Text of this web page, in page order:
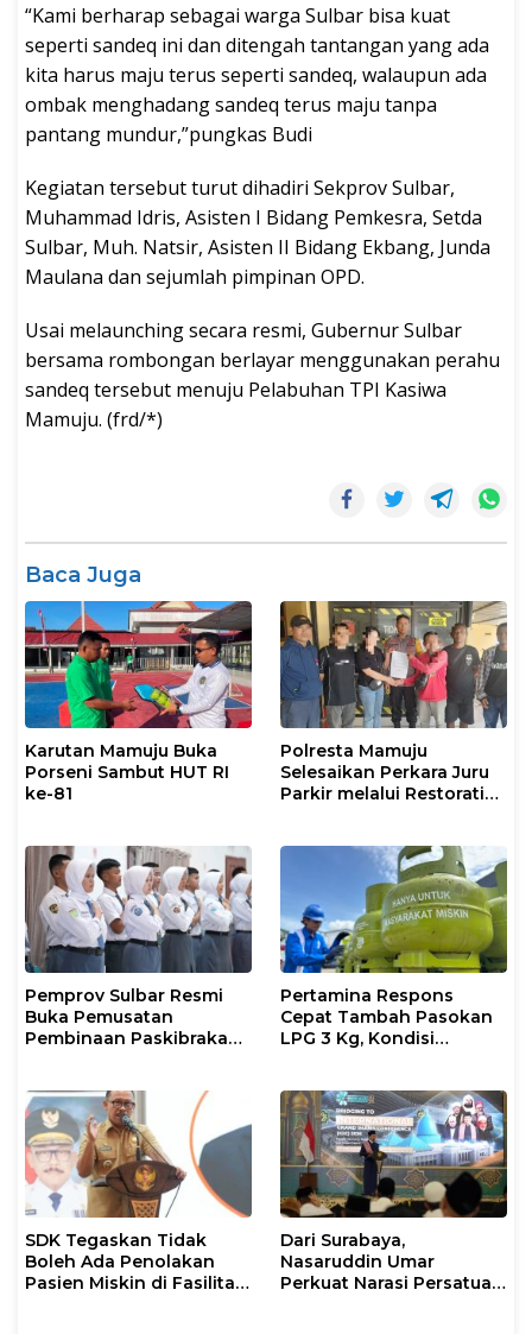
“Kami berharap sebagai warga Sulbar bisa kuat
seperti sandeq ini dan ditengah tantangan yang ada
kita harus maju terus seperti sandeq, walaupun ada
ombak menghadang sandeq terus maju tanpa
pantang mundur,”pungkas Budi
Kegiatan tersebut turut dihadiri Sekprov Sulbar,
Muhammad Idris, Asisten I Bidang Pemkesra, Setda
Sulbar, Muh. Natsir, Asisten II Bidang Ekbang, Junda
Maulana dan sejumlah pimpinan OPD.
Usai melaunching secara resmi, Gubernur Sulbar
bersama rombongan berlayar menggunakan perahu
sandeq tersebut menuju Pelabuhan TPI Kasiwa
Mamuju. (frd/*)
Baca Juga
Karutan Mamuju Buka
Porseni Sambut HUT RI
ke-81
Polresta Mamuju
Selesaikan Perkara Juru
Parkir melalui Restorative
Pemprov Sulbar Resmi
Buka Pemusatan
Pembinaan Paskibraka
Pertamina Respons
Cepat Tambah Pasokan
LPG 3 Kg, Kondisi
SDK Tegaskan Tidak
Boleh Ada Penolakan
Pasien Miskin di Fasilitas
Dari Surabaya,
Nasaruddin Umar
Perkuat Narasi Persatuan